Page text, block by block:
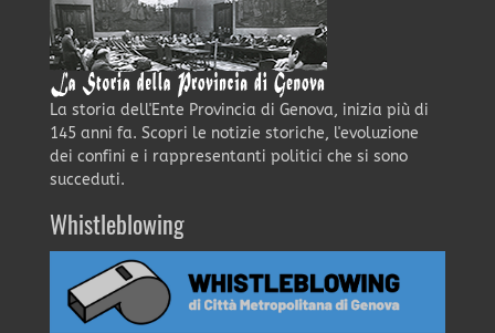
La storia dell'Ente Provincia di Genova, inizia più di
145 anni fa. Scopri le notizie storiche, l'evoluzione
dei confini e i rappresentanti politici che si sono
succeduti.
Whistleblowing